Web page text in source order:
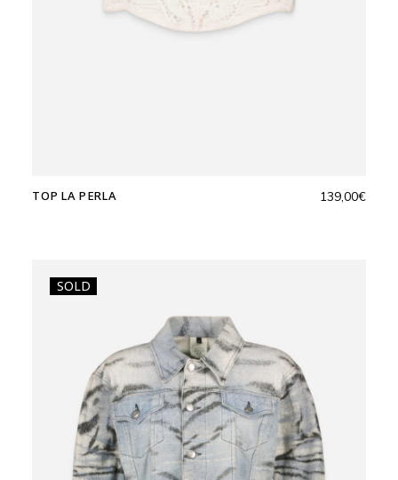
TOP LA PERLA 139,00€
SOLD